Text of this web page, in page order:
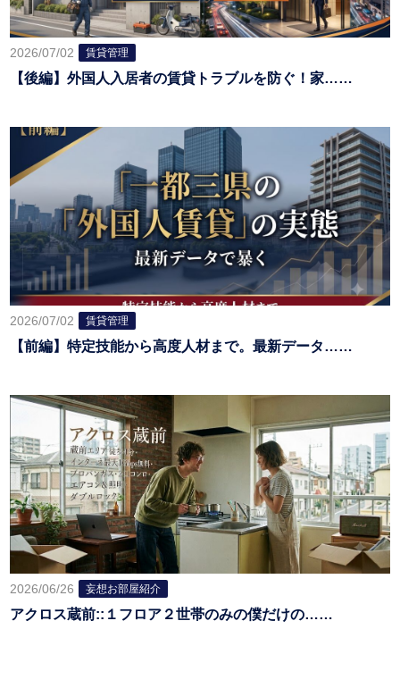
2026/07/02 賃貸管理
【後編】外国人入居者の賃貸トラブルを防ぐ！家……
2026/07/02 賃貸管理
【前編】特定技能から高度人材まで。最新データ……
2026/06/26 妄想お部屋紹介
アクロス蔵前::１フロア２世帯のみの僕だけの……